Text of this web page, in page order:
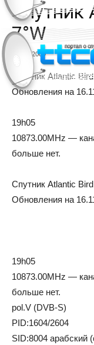
Спутник
7°W
16.11.2009
Спутник Atlantic
Обновления на
19h05
10873.00MHz —
больше нет.
Спутник Atlantic
Обновления на
19h05
10873.00MHz —
больше нет.
pol.V (DVB-S)
PID:1604/2604
SID:8004 арабский